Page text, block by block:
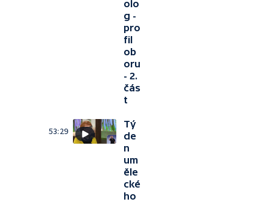
olo
g -
pro
fil
ob
oru
- 2.
čás
t
53:29
Tý
de
n
um
ěle
cké
ho